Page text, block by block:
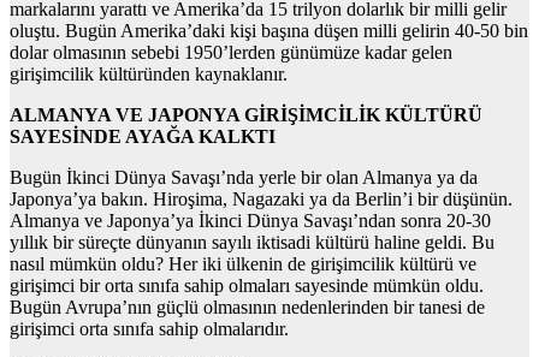
markalarını yarattı ve Amerika’da 15 trilyon dolarlık bir milli gelir
oluştu. Bugün Amerika’daki kişi başına düşen milli gelirin 40-50 bin
dolar olmasının sebebi 1950’lerden günümüze kadar gelen
girişimcilik kültüründen kaynaklanır.
ALMANYA VE JAPONYA GİRİŞİMCİLİK KÜLTÜRÜ
SAYESİNDE AYAĞA KALKTI
Bugün İkinci Dünya Savaşı’nda yerle bir olan Almanya ya da
Japonya’ya bakın. Hiroşima, Nagazaki ya da Berlin’i bir düşünün.
Almanya ve Japonya’ya İkinci Dünya Savaşı’ndan sonra 20-30
yıllık bir süreçte dünyanın sayılı iktisadi kültürü haline geldi. Bu
nasıl mümkün oldu? Her iki ülkenin de girişimcilik kültürü ve
girişimci bir orta sınıfa sahip olmaları sayesinde mümkün oldu.
Bugün Avrupa’nın güçlü olmasının nedenlerinden bir tanesi de
girişimci orta sınıfa sahip olmalarıdır.